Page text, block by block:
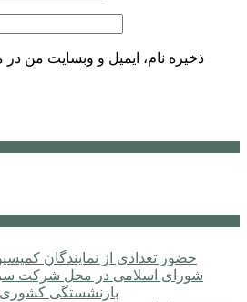
ذخیره نام، ایمیل و وبسایت من
شورای اسلامی در محل شرکت
بازنشستگی کشوری